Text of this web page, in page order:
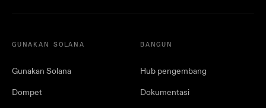
GUNAKAN SOLANA
Gunakan Solana
Dompet
BANGUN
Hub pengembang
Dokumentasi